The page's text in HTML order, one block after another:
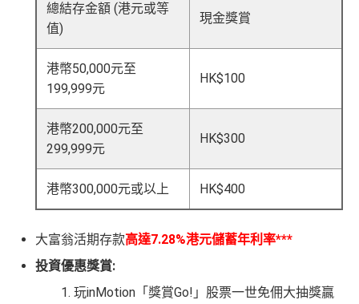
總結存金額 (港元或等
值)
現金獎賞
港幣50,000元至
199,999元
HK$100
港幣200,000元至
299,999元
HK$300
港幣300,000元或以上 HK$400
大富翁活期存款高達7.28%港元儲蓄年利率***
投資優惠獎賞:
玩inMotion「獎賞Go!」股票一世免佣大抽獎贏